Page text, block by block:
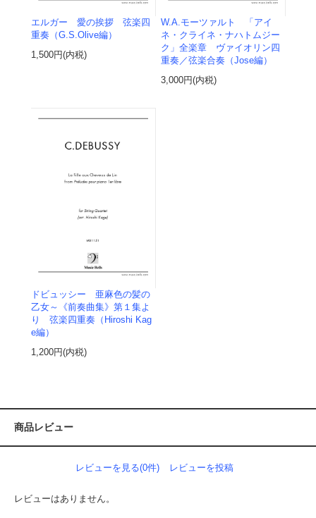
エルガー 愛の挨拶 弦楽四
重奏（G.S.Olive編）
1,500円(内税)
W.A.モーツァルト 「アイ
ネ・クライネ・ナハトムジー
ク」全楽章 ヴァイオリン四
重奏／弦楽合奏（Jose編）
3,000円(内税)
ドビュッシー 亜麻色の髪の
乙女～《前奏曲集》第１集よ
り 弦楽四重奏（Hiroshi Kag
e編）
1,200円(内税)
商品レビュー
レビューを見る(0件) レビューを投稿
レビューはありません。